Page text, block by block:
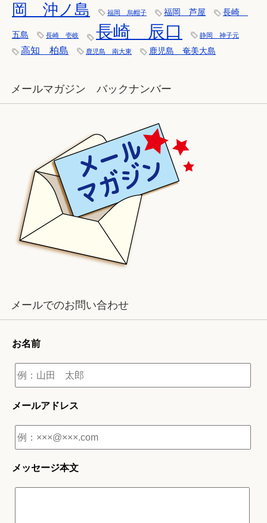
岡 沖ノ島
福岡 烏帽子 福岡 芦屋 長崎
五島 長崎 壱岐 長崎 辰口 静岡 神子元
高知 柏島 鹿児島 南大東 鹿児島 奄美大島
メールマガジン バックナンバー
メールでのお問い合わせ
お名前
メールアドレス
メッセージ本文